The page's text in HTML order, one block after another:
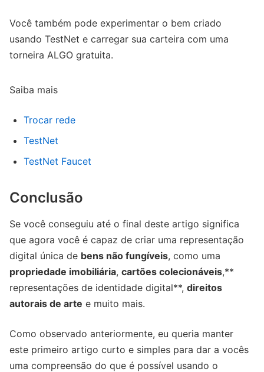
Você também pode experimentar o bem criado
usando TestNet e carregar sua carteira com uma
torneira ALGO gratuita.
Saiba mais
Trocar rede
TestNet
TestNet Faucet
Conclusão
Se você conseguiu até o final deste artigo significa
que agora você é capaz de criar uma representação
digital única de bens não fungíveis, como uma
propriedade imobiliária, cartões colecionáveis,**
representações de identidade digital**, direitos
autorais de arte e muito mais.
Como observado anteriormente, eu queria manter
este primeiro artigo curto e simples para dar a vocês
uma compreensão do que é possível usando o